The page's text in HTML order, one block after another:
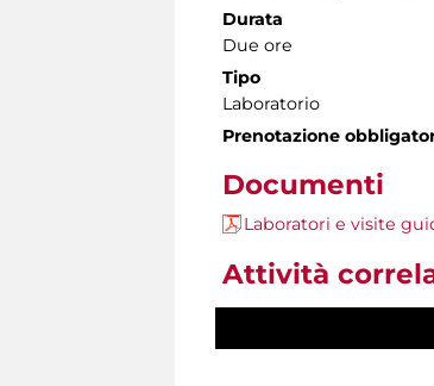
Durata
Due ore
Tipo
Laboratorio
Prenotazione
Documenti
Laboratori e visite
Attività